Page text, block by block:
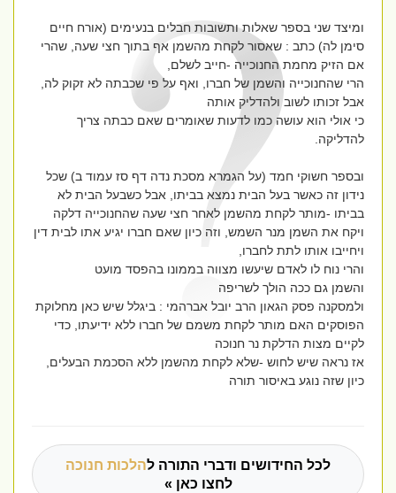
ומיצד שני בספר שאלות ותשובות חבלים בנעימים (אורח חיים
סימן לה) כתב : שאסור לקחת מהשמן אף בתוך חצי שעה, שהרי
אם הזיק מחמת החנוכייה -חייב לשלם,
הרי שהחנוכייה והשמן של חברו, ואף על פי שכבתה לא זקוק לה,
אבל זכותו לשוב ולהדליק אותה
כי אולי הוא עושה כמו לדעות שאומרים שאם כבתה צריך
להדליקה.
ובספר חשוקי חמד (על הגמרא מסכת נדה דף סז עמוד ב) שכל
נידון זה כאשר בעל הבית נמצא בביתו, אבל כשבעל הבית לא
בביתו -מותר לקחת מהשמן לאחר חצי שעה שהחנוכייה דלקה
ויקח את השמן מנר השמש, וזה כיון שאם חברו יגיע אתו לבית דין
ויחייבו אותו לתת לחברו,
והרי נוח לו לאדם שיעשו מצווה בממונו בהפסד מועט
והשמן גם ככה הולך לשריפה
ולמסקנה פסק הגאון הרב יובל אברהמי : ביגלל שיש כאן מחלוקת
הפוסקים האם מותר לקחת משמם של חברו ללא ידיעתו, כדי
לקיים מצות הדלקת נר חנוכה
אז נראה שיש לחוש -שלא לקחת מהשמן ללא הסכמת הבעלים,
כיון שזה נוגע באיסור תורה
לכל החידושים ודברי התורה להלכות חנוכה
לחצו כאן »